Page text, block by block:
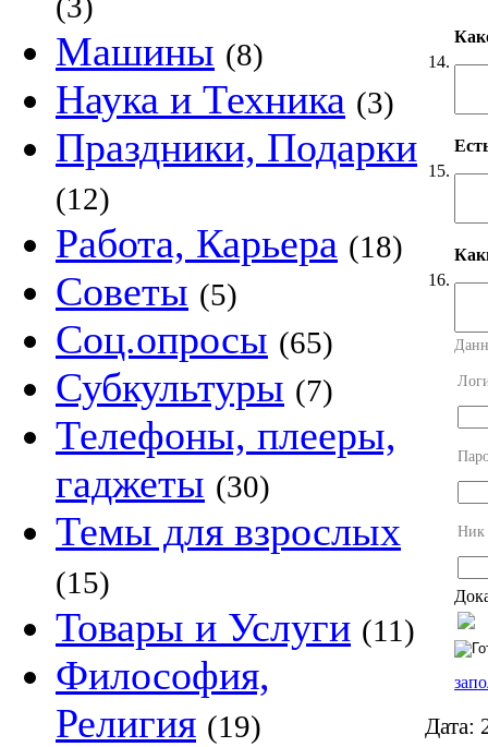
Машины (8)
Наука и Техника (3)
Праздники, Подарки
(12)
Работа, Карьера (18)
Советы (5)
Соц.опросы (65)
Субкультуры (7)
Телефоны, плееры,
гаджеты (30)
Темы для взрослых
(15)
Товары и Услуги (11)
Философия,
Религия (19)
14.
15.
16.
Ник
Дата: